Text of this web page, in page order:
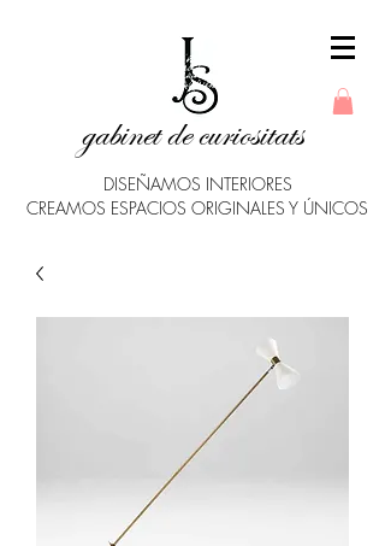
gabinet de curiositats
DISEÑAMOS INTERIORES
CREAMOS ESPACIOS ORIGINALES Y ÚNICOS